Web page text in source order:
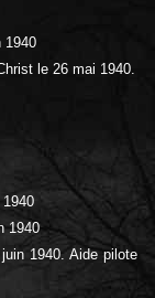
le 26 mai 1940.
1940. Aide pilote